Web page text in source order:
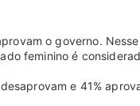
o governo.
feminino é
e 41%